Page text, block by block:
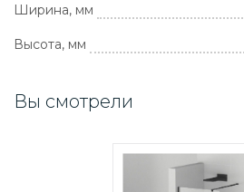
Ширина, мм
Высота, мм
Вы смотрели